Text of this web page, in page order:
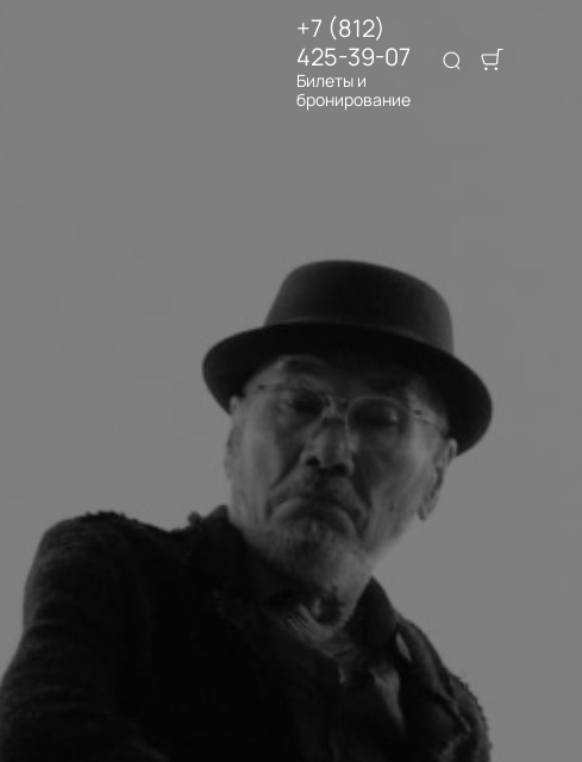
+7 (812)
425-39-07
Билеты и
бронирование